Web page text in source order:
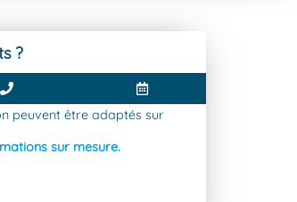
?
peuvent être adaptés sur
sur mesure.